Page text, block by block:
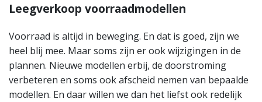
Leegverkoop voorraadmodellen
Voorraad is altijd in beweging. En dat is goed, zijn we
heel blij mee. Maar soms zijn er ook wijzigingen in de
plannen. Nieuwe modellen erbij, de doorstroming
verbeteren en soms ook afscheid nemen van bepaalde
modellen. En daar willen we dan het liefst ook redelijk